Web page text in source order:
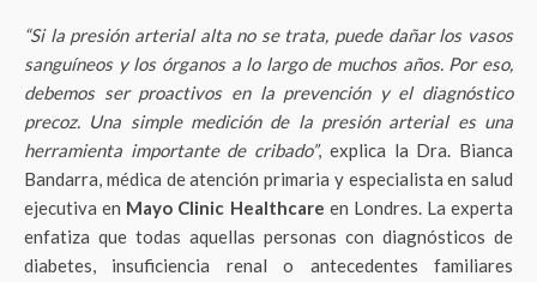
“Si la presión arterial alta no se trata, puede dañar los vasos
sanguíneos y los órganos a lo largo de muchos años. Por eso,
debemos ser proactivos en la prevención y el diagnóstico
precoz. Una simple medición de la presión arterial es una
herramienta importante de cribado”, explica la Dra. Bianca
Bandarra, médica de atención primaria y especialista en salud
ejecutiva en Mayo Clinic Healthcare en Londres. La experta
enfatiza que todas aquellas personas con diagnósticos de
diabetes, insuficiencia renal o antecedentes familiares